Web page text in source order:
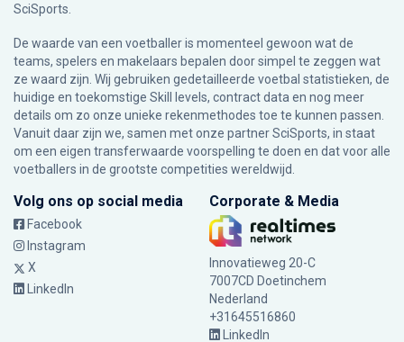
SciSports.
De waarde van een voetballer is momenteel gewoon wat de
teams, spelers en makelaars bepalen door simpel te zeggen wat
ze waard zijn. Wij gebruiken gedetailleerde voetbal statistieken, de
huidige en toekomstige Skill levels, contract data en nog meer
details om zo onze unieke rekenmethodes toe te kunnen passen.
Vanuit daar zijn we, samen met onze partner SciSports, in staat
om een eigen transferwaarde voorspelling te doen en dat voor alle
voetballers in de grootste competities wereldwijd.
Volg ons op social media
Facebook
Instagram
X
LinkedIn
Corporate & Media
Innovatieweg 20-C
7007CD Doetinchem
Nederland
+31645516860
LinkedIn